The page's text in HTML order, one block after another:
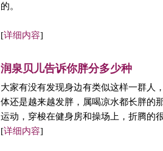
的。
[详细内容]
润泉贝儿告诉你胖分多少种
大家有没有发现身边有类似这样一群人
体还是越来越发胖，属喝凉水都长胖的
运动，穿梭在健身房和操场上，折腾的
[详细内容]